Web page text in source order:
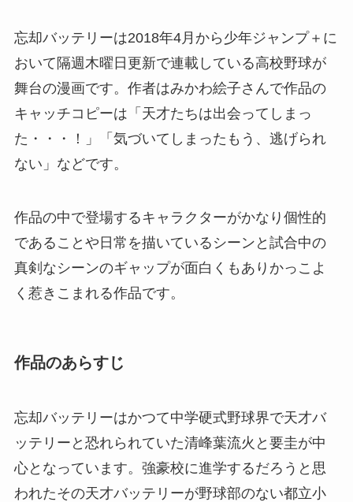
忘却バッテリーは2018年4月から少年ジャンプ＋に
おいて隔週木曜日更新で連載している高校野球が
舞台の漫画です。作者はみかわ絵子さんで作品の
キャッチコピーは「天才たちは出会ってしまっ
た・・・！」「気づいてしまったもう、逃げられ
ない」などです。
作品の中で登場するキャラクターがかなり個性的
であることや日常を描いているシーンと試合中の
真剣なシーンのギャップが面白くもありかっこよ
く惹きこまれる作品です。
作品のあらすじ
忘却バッテリーはかつて中学硬式野球界で天才バ
ッテリーと恐れられていた清峰葉流火と要圭が中
心となっています。強豪校に進学するだろうと思
われたその天才バッテリーが野球部のない都立小